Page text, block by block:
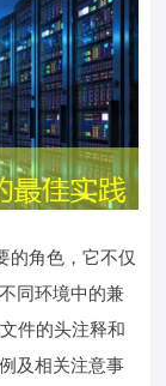
的角色，它不仅
同环境中的兼
件的头注释和
及相关注意事